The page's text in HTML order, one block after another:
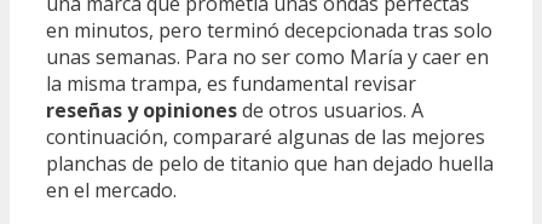
en minutos, pero terminó decepcionada tras solo
unas semanas. Para no ser como María y caer en
la misma trampa, es fundamental revisar
reseñas y opinionesde otros usuarios. A
continuación, compararé algunas de las mejores
planchas de pelo de titanio que han dejado huella
en el mercado.